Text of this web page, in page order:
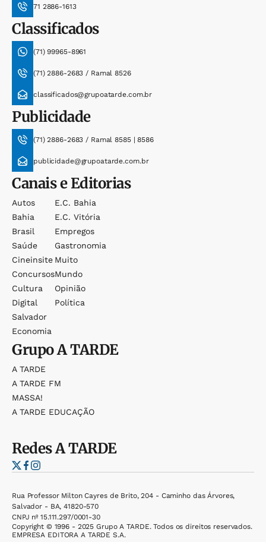
71 2886-1613
Classificados
(71) 99965-8961
(71) 2886-2683 / Ramal 8526
classificados@grupoatarde.com.br
Publicidade
(71) 2886-2683 / Ramal 8585 | 8586
publicidade@grupoatarde.com.br
Canais e Editorias
Autos
Bahia
Brasil
Saúde
Cineinsite
Concursos
Cultura
Digital
Salvador
Economia
E.c. Bahia
E.c. Vitória
Empregos
Gastronomia
Muito
Mundo
Opinião
Política
GrupoA TARDE
A TARDE
A TARDE FM
MASSA!
A TARDE EDUCAÇÃO
RedesA TARDE
Rua Professor Milton Cayres de Brito, 204 - Caminho das Árvores,
Salvador - BA, 41820-570
CNPJ nº 15.111.297/0001-30
Copyright © 1996 - 2025 Grupo A TARDE. Todos os direitos reservados.
EMPRESA EDITORA A TARDE S.A.